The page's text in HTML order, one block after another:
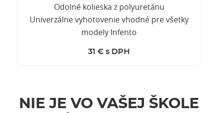
Odolné kolieska z polyuretánu
Univerzálne vyhotovenie vhodné pre všetky
modely Infento
31 € s DPH
NIE JE VO VAŠEJ ŠKOLE